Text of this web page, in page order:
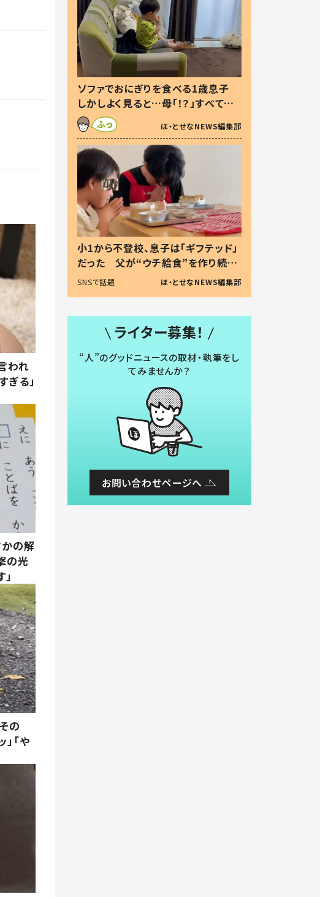
われ
る」
かの解
の光
の
「や
ソファでおにぎりを食べる1歳息子
しかしよく見ると…母「！？」すべてを
察した母の投稿に「可愛いから許
す！」「現行犯〜」
ほ・とせなNEWS編集部
小1から不登校、息子は「ギフテッド」
だった 父が“ウチ給食”を作り続け
る理由とは #令和の親 #令和の子
SNSで話題 ほ・とせなNEWS編集部
ライター募集！
“人”のグッドニュースの取材・執筆をし
てみませんか？
お問い合わせページへ